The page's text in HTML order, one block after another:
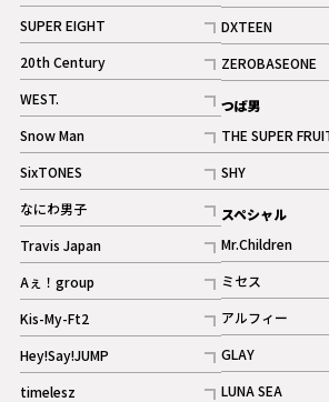
記事
SUPER EIGHT
記事
20th Century
記事
WEST.
記事
Snow Man
記事
ギャラリー
SixTONES
記事
ギャラリー
なにわ男子
記事
Travis Japan
記事
Aぇ！group
記事
Kis-My-Ft2
記事
ギャラリー
Hey!Say!JUMP
記事
timelesz
記事
ギャラリー
DXTEEN
記事
ギャラリー
ZEROBASEONE
記事
つば男
THE SUPER
記事
SHY
記事
スペシャル
Mr.Children
記事
ミセス
記事
アルフィー
記事
GLAY
記事
LUNA SEA